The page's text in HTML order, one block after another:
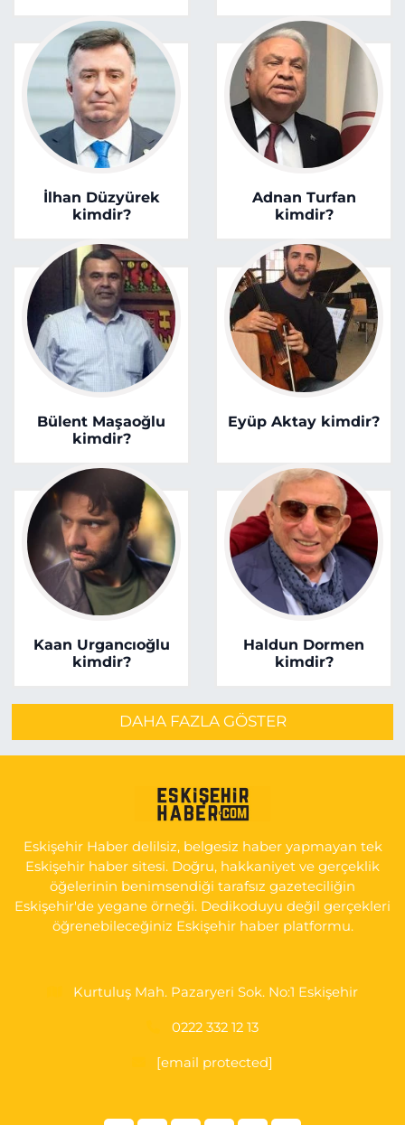
İlhan Düzyürek
kimdir?
Adnan Turfan
kimdir?
Bülent Maşaoğlu
kimdir?
Eyüp Aktay kimdir?
Kaan Urgancıoğlu
kimdir?
Haldun Dormen
kimdir?
DAHA FAZLA GÖSTER
Eskişehir Haber delilsiz, belgesiz haber yapmayan tek
Eskişehir haber sitesi. Doğru, hakkaniyet ve gerçeklik
öğelerinin benimsendiği tarafsız gazeteciliğin
Eskişehir'de yegane örneği. Dedikoduyu değil gerçekleri
öğrenebileceğiniz Eskişehir haber platformu.
Kurtuluş Mah. Pazaryeri Sok. No:1 Eskişehir
0222 332 12 13
[email protected]